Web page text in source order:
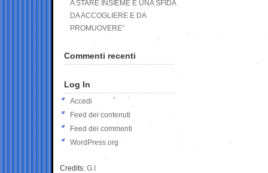
A STARE INSIEME È UNA SFIDA
DA ACCOGLIERE E DA
PROMUOVERE”
Commenti recenti
Log In
Accedi
Feed dei contenuti
Feed dei commenti
WordPress.org
Credits: G.I